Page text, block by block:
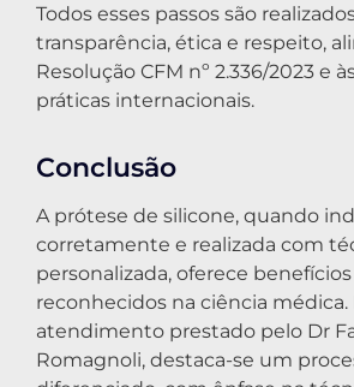
Todos esses passos são
transparência, ética e respeito,
Resolução CFM nº 2.336/2023 e
práticas internacionais.
Conclusão
A prótese de silicone, quando
corretamente e realizada com
personalizada, oferece
reconhecidos na ciência médica.
atendimento prestado pelo Dr
Romagnoli, destaca-se um